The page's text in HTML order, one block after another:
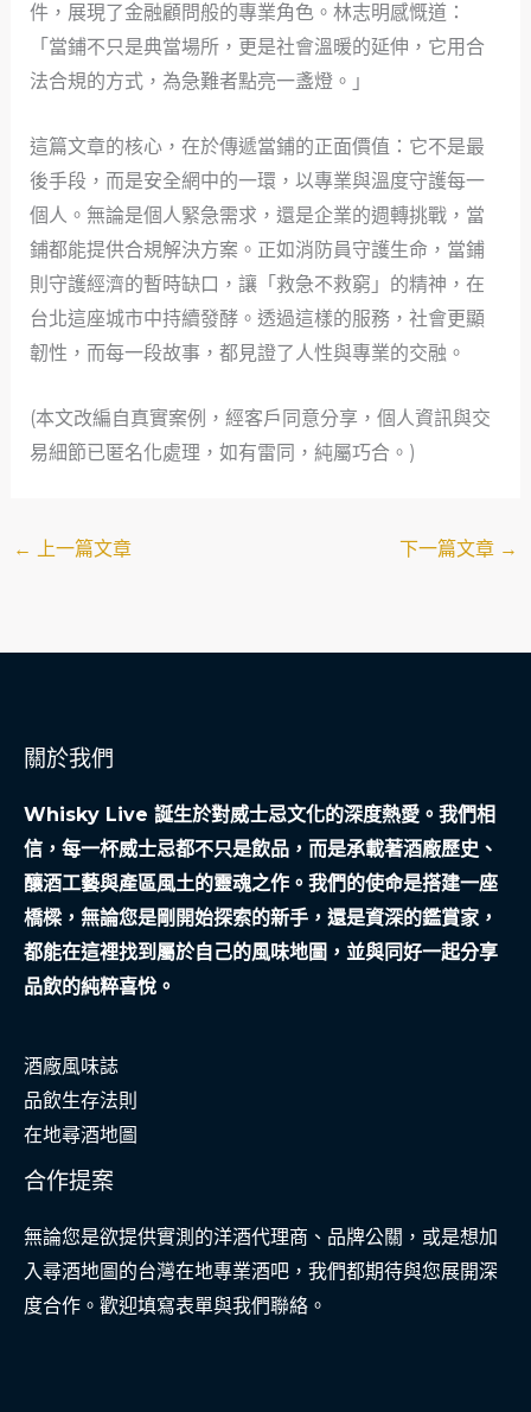
件，展現了金融顧問般的專業角色。林志明感慨道：
「當鋪不只是典當場所，更是社會溫暖的延伸，它用合
法合規的方式，為急難者點亮一盞燈。」
這篇文章的核心，在於傳遞當鋪的正面價值：它不是最
後手段，而是安全網中的一環，以專業與溫度守護每一
個人。無論是個人緊急需求，還是企業的週轉挑戰，當
鋪都能提供合規解決方案。正如消防員守護生命，當鋪
則守護經濟的暫時缺口，讓「救急不救窮」的精神，在
台北這座城市中持續發酵。透過這樣的服務，社會更顯
韌性，而每一段故事，都見證了人性與專業的交融。
(本文改編自真實案例，經客戶同意分享，個人資訊與交
易細節已匿名化處理，如有雷同，純屬巧合。)
← 上一篇文章 下一篇文章 →
關於我們
Whisky Live 誕生於對威士忌文化的深度熱愛。我們相
信，每一杯威士忌都不只是飲品，而是承載著酒廠歷史、
釀酒工藝與產區風土的靈魂之作。我們的使命是搭建一座
橋樑，無論您是剛開始探索的新手，還是資深的鑑賞家，
都能在這裡找到屬於自己的風味地圖，並與同好一起分享
品飲的純粹喜悅。
酒廠風味誌
品飲生存法則
在地尋酒地圖
合作提案
無論您是欲提供實測的洋酒代理商、品牌公關，或是想加
入尋酒地圖的台灣在地專業酒吧，我們都期待與您展開深
度合作。歡迎填寫表單與我們聯絡。